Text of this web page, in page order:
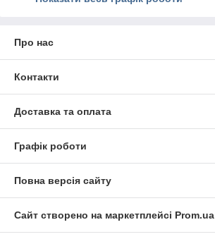
Про нас
Контакти
Доставка та оплата
Графік роботи
Повна версія сайту
Сайт створено на маркетплейсі Prom.ua